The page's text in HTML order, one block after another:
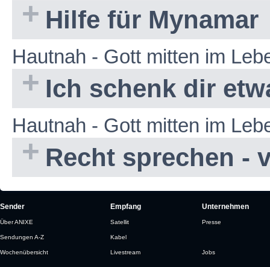
Hilfe für Mynamar
Hautnah - Gott mitten im
Ich schenk dir
Hautnah - Gott mitten im
Recht sprechen -
Sender Empfang Unternehmen
Über ANIXE Satellit Presse
Sendungen A-Z Kabel
Wochenübersicht Livestream Jobs